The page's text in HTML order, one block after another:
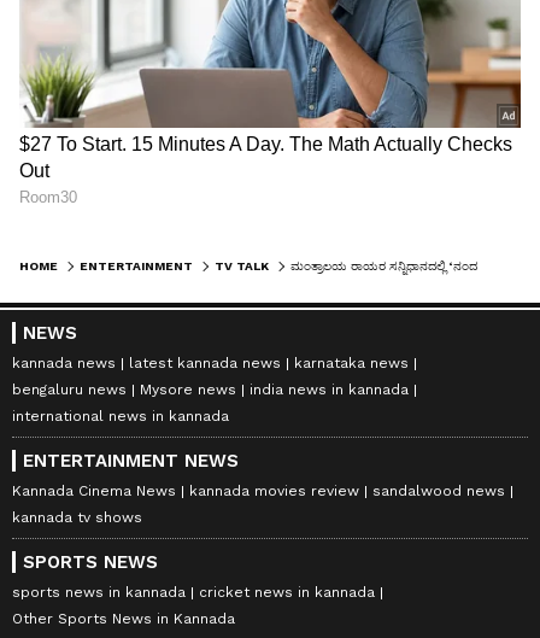
HOME ENTERTAINMENT TV TALK
NEWS
kannada news latest kannada news
karnataka news
bengaluru news
Mysore news
india news in kannada
international news in kannada
ENTERTAINMENT NEWS
Kannada Cinema News kannada movies review
sandalwood news
kannada tv shows
SPORTS NEWS
sports news in kannada
cricket news in kannada
Other Sports News in Kannada